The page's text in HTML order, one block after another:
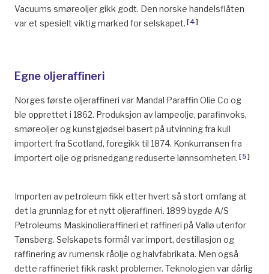
Vacuums smøreoljer gikk godt. Den norske handelsflåten
var et spesielt viktig marked for selskapet. [4]
Egne oljeraffineri
Norges første oljeraffineri var Mandal Paraffin Olie Co og
ble opprettet i 1862. Produksjon av lampeolje, parafinvoks,
smøreoljer og kunstgjødsel basert på utvinning fra kull
importert fra Scotland, foregikk til 1874. Konkurransen fra
importert olje og prisnedgang reduserte lønnsomheten. [5]
Importen av petroleum fikk etter hvert så stort omfang at
det la grunnlag for et nytt oljeraffineri. 1899 bygde A/S
Petroleums Maskinolieraffineri et raffineri på Vallø utenfor
Tønsberg. Selskapets formål var import, destillasjon og
raffinering av rumensk råolje og halvfabrikata. Men også
dette raffineriet fikk raskt problemer. Teknologien var dårlig